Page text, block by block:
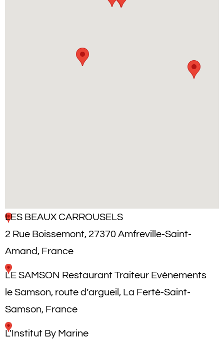
LES BEAUX CARROUSELS
2 Rue Boissemont, 27370 Amfreville-Saint-
Amand, France
LE SAMSON Restaurant Traiteur Evénements
le Samson, route d’argueil, La Ferté-Saint-
Samson, France
L'Institut By Marine